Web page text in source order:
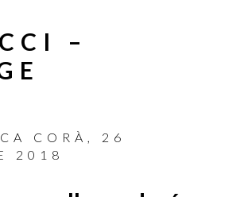
–
CORÀ , 26
2018